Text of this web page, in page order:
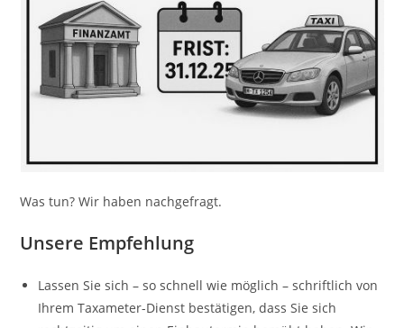
Was tun? Wir haben nachgefragt.
Unsere Empfehlung
Lassen Sie sich – so schnell wie möglich – schriftlich von
Ihrem Taxameter-Dienst bestätigen, dass Sie sich